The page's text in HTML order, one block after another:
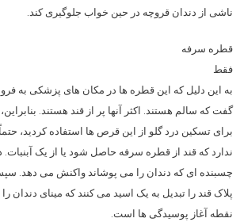
ناشی از دندان قروچه در حین خواب جلوگیری کند.
قطره سرفه
فقط
به این دلیل که این قطره ها در مکان های پزشکی به
گفت که سالم هستند. اکثر آنها پر از قند هستند. بنابراین،
برای تسکین درد گلو از این قرص ها استفاده کردید،
ندارد که قند از قطره سرفه حاصل شود یا از یک آبنبات.
چسبنده ای که دندان را می پوشاند واکنش می دهد.
پلاک قند را تبدیل به یک اسید می کنند که مینای دندان
نقطه آغاز پوسیدگی ها است.